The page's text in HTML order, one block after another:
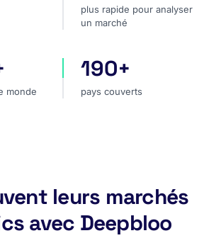
plus rapide pour analyser
un marché
le monde
monde
pays couverts
190+
pays couverts
leurs marchés
avec Deepbloo